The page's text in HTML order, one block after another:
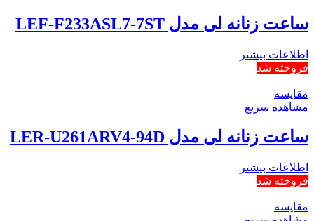
ساعت زنانه لی مدل LEF-F233ASL7-7ST
اطلاعات بیشتر
فروخته شد
مقایسه
مشاهده سریع
ساعت زنانه لی مدل LER-U261ARV4-94D
اطلاعات بیشتر
فروخته شد
مقایسه